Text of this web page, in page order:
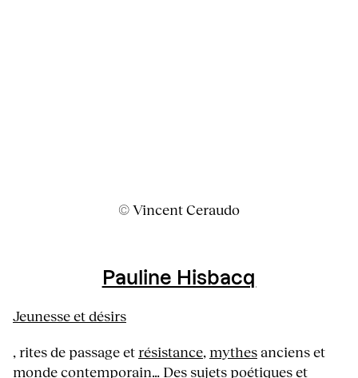
© Vincent Ceraudo
Pauline Hisbacq
Jeunesse et désirs
, rites de passage etrésistance,mythes anciens et
monde contemporain… Des sujets poétiques et